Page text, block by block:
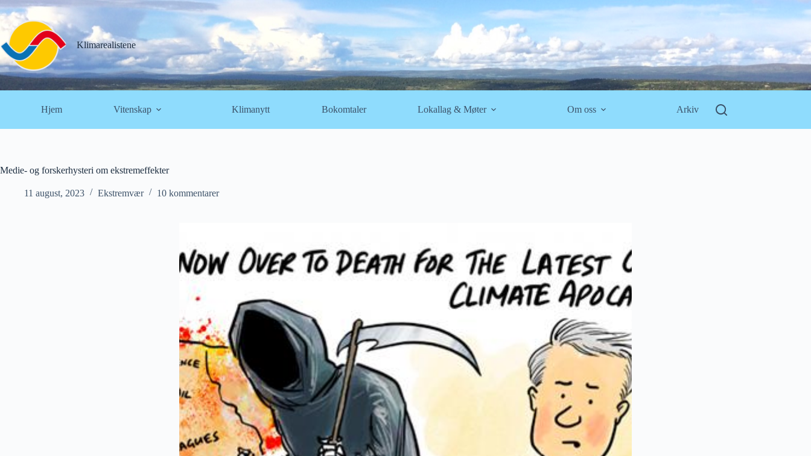
Hopp
til
innholdet
Klimarealistene
Hjem Vitenskap Klimanytt Bokomtaler Lokallag & Møter Om oss Arkiv
Medie- og forskerhysteri om ekstremeffekter
11 august, 2023 Ekstremvær 10 kommentarer